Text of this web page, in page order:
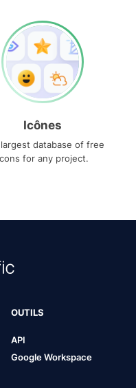
Icônes
database of free
for any project.
OUTILS
API
Google Workspace